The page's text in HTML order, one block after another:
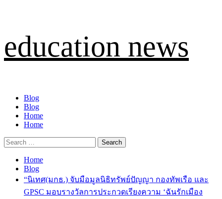
to
content
education news
Primary
Menu
Blog
Blog
Home
Home
Search
for:
Home
Blog
“นิเทศ(มกธ.) จับมือมูลนิธิทรัพย์ปัญญา กองทัพเรือ และ
GPSC มอบรางวัลการประกวดเรียงความ ‘ฉันรักเมือง